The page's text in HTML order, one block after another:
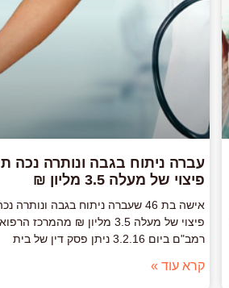
עברה ניתוח בגבה ונותרה נכה
פיצוי של מעלה 3.5 מליון ₪
אישה בת 46 שעברה ניתוח בגבה
פיצוי של מעלה 3.5 מליון ₪ מהמרכז
רמב"ם ביום 3.2.16 ניתן פסק דין של בית
קרא עוד »